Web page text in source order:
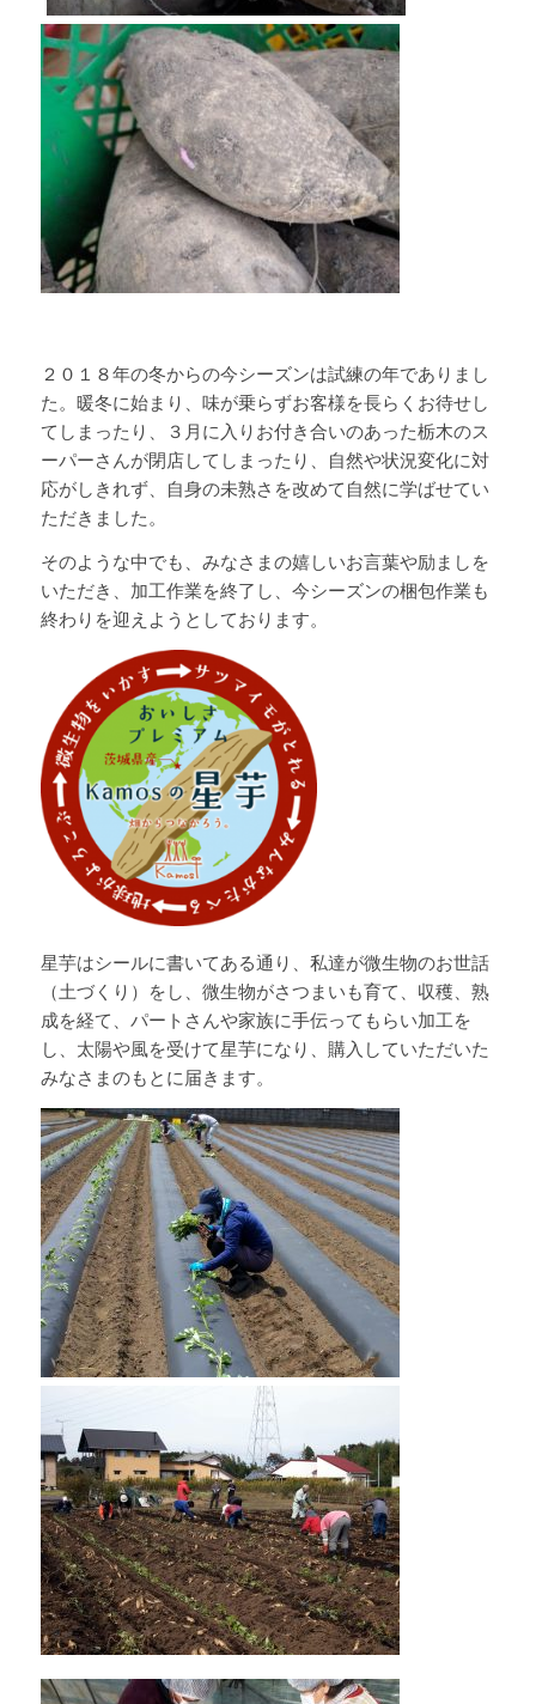
２０１８年の冬からの今シーズンは試練の年でありまし
た。暖冬に始まり、味が乗らずお客様を長らくお待せし
てしまったり、３月に入りお付き合いのあった栃木のス
ーパーさんが閉店してしまったり、自然や状況変化に対
応がしきれず、自身の未熟さを改めて自然に学ばせてい
ただきました。
そのような中でも、みなさまの嬉しいお言葉や励ましを
いただき、加工作業を終了し、今シーズンの梱包作業も
終わりを迎えようとしております。
星芋はシールに書いてある通り、私達が微生物のお世話
（土づくり）をし、微生物がさつまいも育て、収穫、熟
成を経て、パートさんや家族に手伝ってもらい加工を
し、太陽や風を受けて星芋になり、購入していただいた
みなさまのもとに届きます。